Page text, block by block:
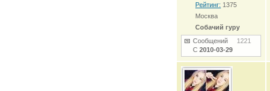
Рейтинг: 1375
Москва
Собачий гуру
Сообщений 1221
С2010-03-29